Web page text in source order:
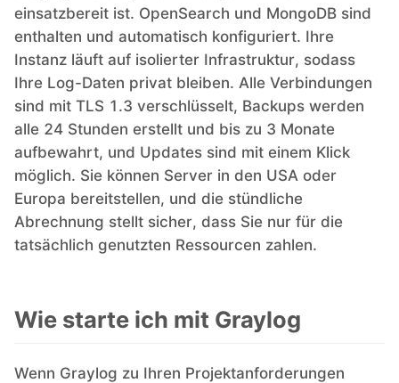
einsatzbereit ist. OpenSearch und MongoDB sind
enthalten und automatisch konfiguriert. Ihre
Instanz läuft auf isolierter Infrastruktur, sodass
Ihre Log-Daten privat bleiben. Alle Verbindungen
sind mit TLS 1.3 verschlüsselt, Backups werden
alle 24 Stunden erstellt und bis zu 3 Monate
aufbewahrt, und Updates sind mit einem Klick
möglich. Sie können Server in den USA oder
Europa bereitstellen, und die stündliche
Abrechnung stellt sicher, dass Sie nur für die
tatsächlich genutzten Ressourcen zahlen.
Wie starte ich mit Graylog
Wenn Graylog zu Ihren Projektanforderungen